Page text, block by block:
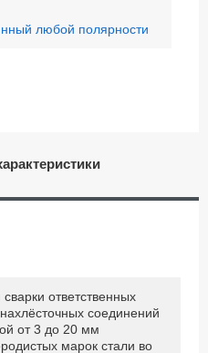
любой полярности
ответственных
соединений
от 3 до 20 мм
марок стали во